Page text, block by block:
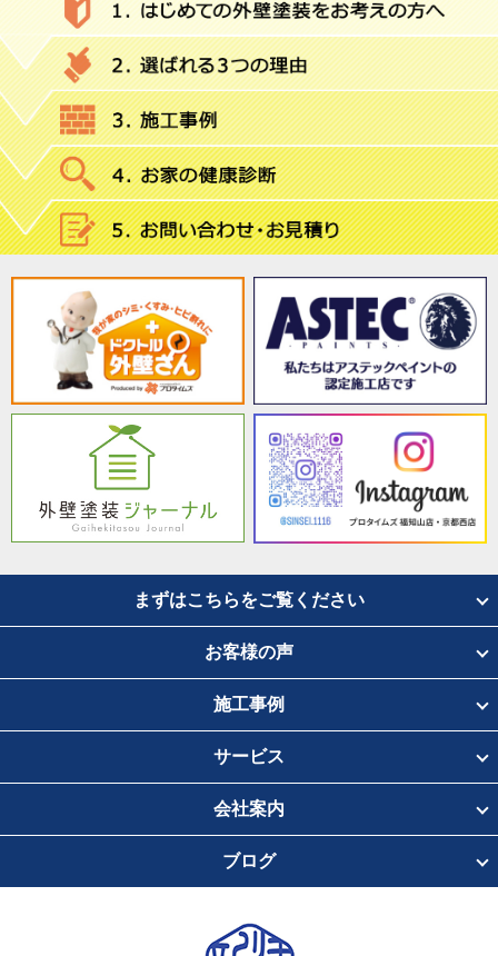
まずはこちらをご覧ください
お客様の声
施工事例
サービス
会社案内
ブログ